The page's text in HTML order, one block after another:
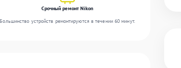
Срочный ремонт Nikon
Большинство устройств ремонтируются в течении 60 минут.